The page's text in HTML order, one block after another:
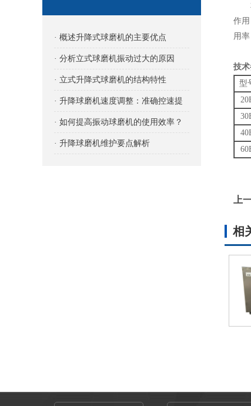
· 概述升降式球磨机的主要优点
· 分析立式球磨机振动过大的原因
· 立式升降式球磨机的结构特性
· 升降球磨机速度调整：准确控速提
效的关键
· 如何提高振动球磨机的使用效率？
· 升降球磨机维护要点解析
本
作
用率
技
型
上
相